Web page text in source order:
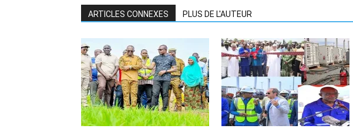
ARTICLES CONNEXES PLUS DE L'AUTEUR